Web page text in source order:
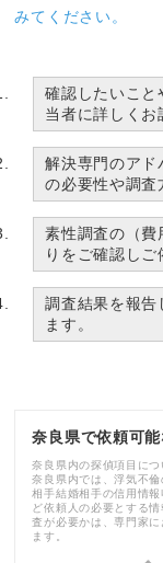
みてください。
確認したいこと
当者に詳しくお
解決専門のアド
の必要性や調査
素性調査の（費
りをご確認しご
調査結果を報告
ます。
奈良県で依頼可能
奈良県内の探偵項目につ
奈良県内では、浮気不
相手結婚相手の信用情
ど依頼人の必要とする
査が必要かは、専門家
ます。